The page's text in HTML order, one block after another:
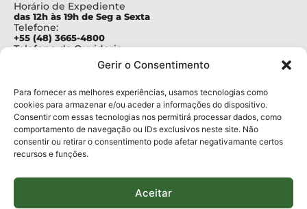
Gerir o Consentimento
Para fornecer as melhores experiências, usamos tecnologias como
cookies para armazenar e/ou aceder a informações do dispositivo.
Consentir com essas tecnologias nos permitirá processar dados, como
comportamento de navegação ou IDs exclusivos neste site. Não
consentir ou retirar o consentimento pode afetar negativamante certos
recursos e funções.
Aceitar
Horário de Expediente
das 12h às 19h de Seg a Sexta
Telefone:
+55 (48) 3665-4800
Telefone da Ouvidoria
Para assuntos relacionados à Pesquisa
pesquisa@fapesc.sc.gov.br
Para assuntos relacionados à Inovação
inovacao@fapesc.sc.gov.br
Para assuntos relacionados à Bolsas
bolsas@fapesc.sc.gov.br
Para assuntos relacionados à Prestação de Contas
Para assuntos relacionados à Plataforma
plataforma@fapesc.sc.gov.br